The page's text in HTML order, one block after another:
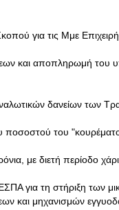
για τις Μμε
και αποπληρωμή του
δανείων των
του
με διετή περίοδο
για τη στήριξη των
και μηχανισμών